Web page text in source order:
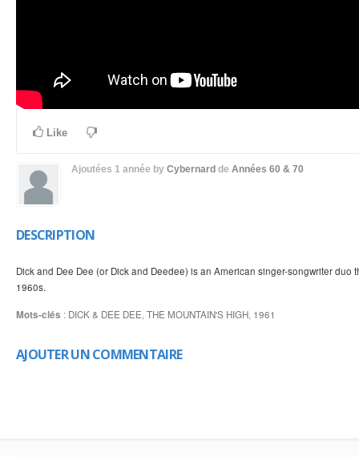
Like
Ajoutées 1 année by Cybernard de Années 60 & 70
DESCRIPTION
Dick and Dee Dee (or Dick and Deedee) is an American singer-songwriter
1960s.
Mots-clés : DICK & DEE DEE, THE MOUNTAIN'S HIGH, 1961
AJOUTER UN COMMENTAIRE